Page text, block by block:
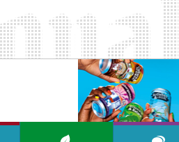
SimpleAds